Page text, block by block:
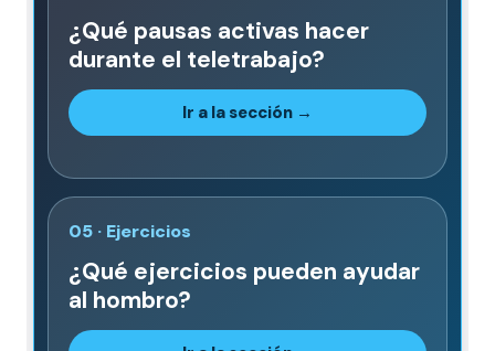
¿Qué pausas activas hacer
durante el teletrabajo?
Ir a la sección →
05 · Ejercicios
¿Qué ejercicios pueden ayudar
al hombro?